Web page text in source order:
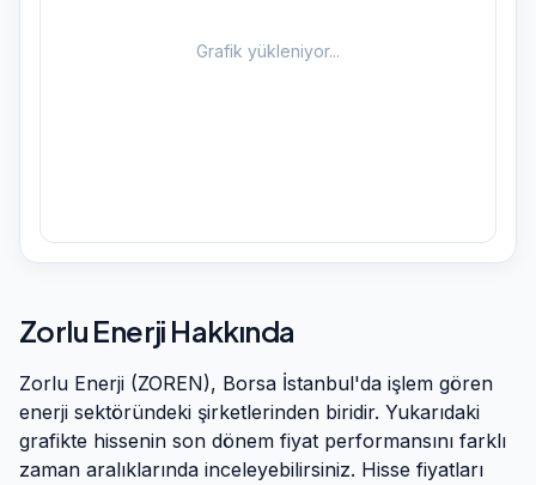
Grafik yükleniyor...
Zorlu Enerji Hakkında
Zorlu Enerji (ZOREN), Borsa İstanbul'da işlem gören
enerji sektöründeki şirketlerinden biridir. Yukarıdaki
grafikte hissenin son dönem fiyat performansını farklı
zaman aralıklarında inceleyebilirsiniz. Hisse fiyatları